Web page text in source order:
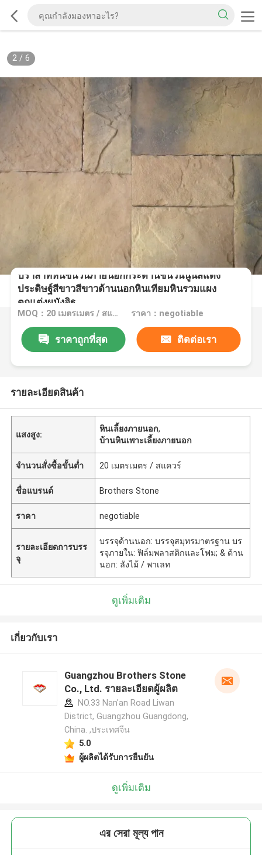
2/ 6
ปราสาทหินชนวนภายนอกกระดานชนวนนูนสีแดง
ประดิษฐ์สีขาวสีขาวด้านนอกหินเทียมหินรวมแผง
ตกแต่งผนังอิฐ
MOQ：20 เมตรเมตร / สแควร์ ราคา：negotiable
ราคาถูกที่สุด ติดต่อเรา
รายละเอียดสินค้า
แสงสูง:
หินเลี้ยงภายนอก,
บ้านหินเพาะเลี้ยงภายนอก
จำนวนสั่งซื้อขั้นต่ำ 20 เมตรเมตร / สแควร์
ชื่อแบรนด์ Brothers Stone
ราคา negotiable
รายละเอียดการบรร
จุ
บรรจุด้านนอก: บรรจุสมุทรมาตรฐาน บร
รจุภายใน: ฟิล์มพลาสติกและโฟม; & ด้าน
นอก: ลังไม้ / พาเลท
ดูเพิ่มเติม
เกี่ยวกับเรา
Guangzhou Brothers Stone
Co., Ltd. รายละเอียดผู้ผลิต
NO.33 Nan'an Road Liwan
District, Guangzhou Guangdong,
China. ,ประเทศจีน
5.0
ผู้ผลิตได้รับการยืนยัน
ดูเพิ่มเติม
এর সেরা মূল্য পান